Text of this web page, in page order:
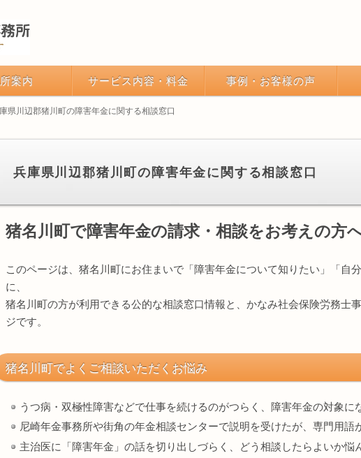
案内 サービス内容・料金 事例・お客様の声
県川辺郡猪川町の障害年金に関する相談窓口
兵庫県川辺郡猪川町の障害年金に関する相談窓口
猪名川町で障害年金の請求・相談をお考えの方
このページは、猪名川町にお住まいで「障害年金について知りたい」「自
に、
猪名川町の方が利用できる公的な相談窓口情報と、かなみ社会保険労務士
ジです。
猪名川町でよくご相談いただくお悩み
うつ病・双極性障害などで仕事を続けるのがつらく、障害年金の対象に
尼崎年金事務所や街角の年金相談センターで説明を受けたが、専門用語
主治医に「障害年金」の話を切り出しづらく、どう相談したらよいか悩